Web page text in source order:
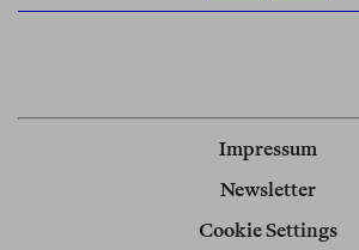
Impressum
Newsletter
Cookie Settings